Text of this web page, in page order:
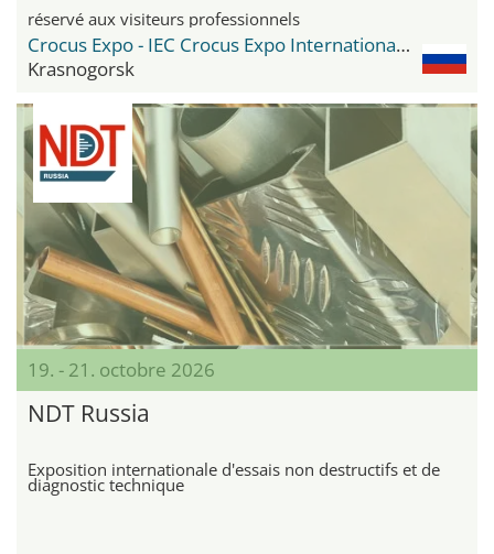
réservé aux visiteurs professionnels
Crocus Expo - IEC Crocus Expo International Exhibition Centre
Krasnogorsk
19. - 21. octobre 2026
NDT Russia
Exposition internationale d'essais non destructifs et de
diagnostic technique